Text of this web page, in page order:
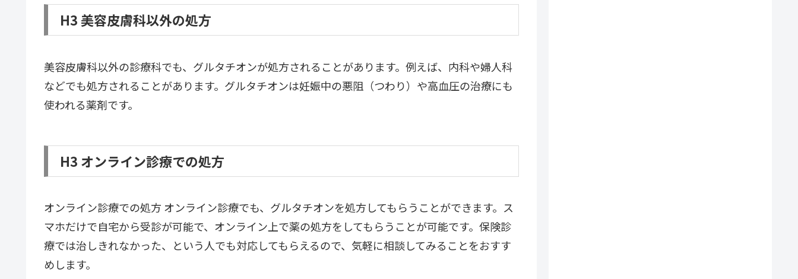
H3 美容皮膚科以外の処方
美容皮膚科以外の診療科でも、グルタチオンが処方されることがあります。例えば、内科や婦人科
などでも処方されることがあります。グルタチオンは妊娠中の悪阻（つわり）や高血圧の治療にも
使われる薬剤です。
H3 オンライン診療での処方
オンライン診療での処方 オンライン診療でも、グルタチオンを処方してもらうことができます。ス
マホだけで自宅から受診が可能で、オンライン上で薬の処方をしてもらうことが可能です。保険診
療では治しきれなかった、という人でも対応してもらえるので、気軽に相談してみることをおすす
めします。